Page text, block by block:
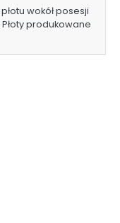
wokół posesji
produkowane